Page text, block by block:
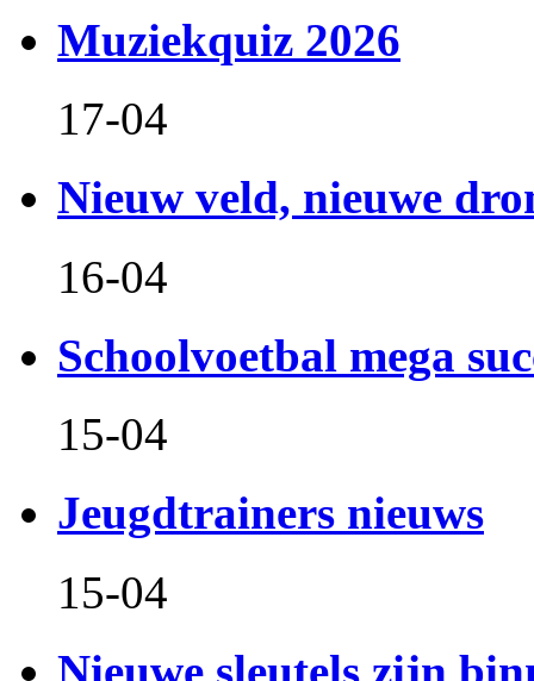
Muziekquiz 2026
17-04
Nieuw veld, nieuwe
16-04
Schoolvoetbal mega
15-04
Jeugdtrainers nieuws
15-04
Nieuwe sleutels zijn